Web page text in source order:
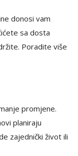
donosi vam
sa dosta
Poradite više
promjene.
planiraju
zajednički život ili